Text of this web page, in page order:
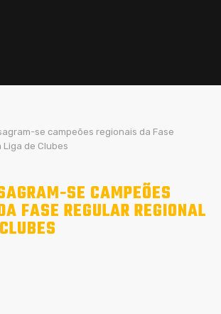
se campeões regionais da Fase
Liga de Clubes
SE CAMPEÕES
FASE REGULAR REGIONAL